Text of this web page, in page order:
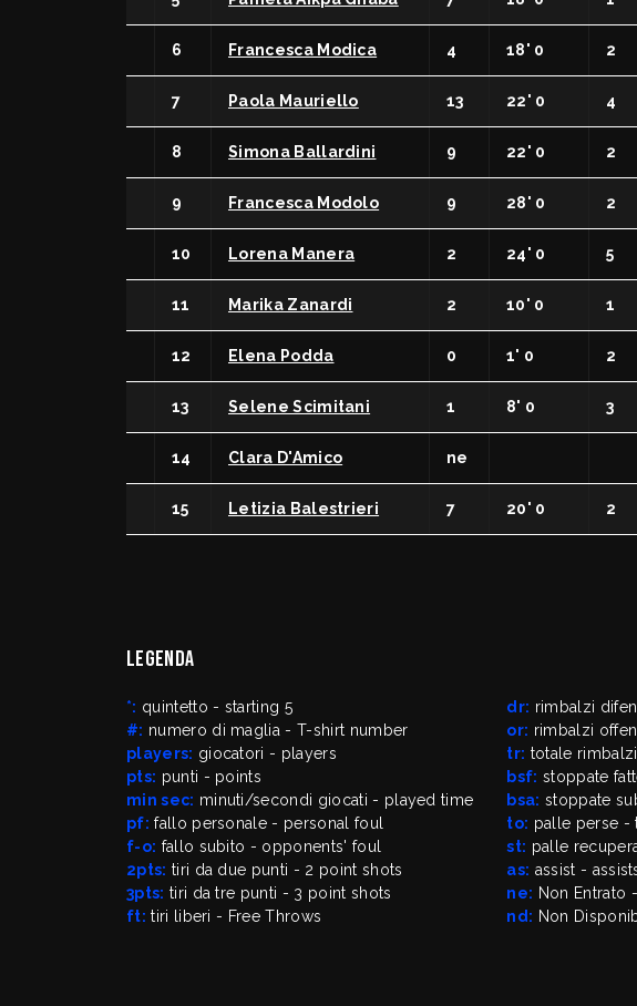
Settore Giovanile
Minibasket
SPORTELLO LEGALE-FISCALE
Giustizia Sportiva
Responsabilità Sociale
Albo fornitori
Settore
Territoriale
Webmail
RIFORMA DELLO SPORT
Komen - Race for the
6 Francesca Modica 4 18' 0 2
7 Paola Mauriello 13 22' 0 4
8 Simona Ballardini 9 22' 0 2
9 Francesca Modolo 9 28' 0 2
10 Lorena Manera 2 24' 0 5
11 Marika Zanardi 2 10' 0 1
12 Elena Podda 0 1' 0 2
13 Selene Scimitani 1 8' 0 3
14 Clara D'Amico ne
15 Letizia Balestrieri 7 20' 0 2
Legenda
*: quintetto - starting 5
#: numero di maglia - T-shirt number
players: giocatori - players
pts: punti - points
min sec: minuti/secondi giocati - played time
pf: fallo personale - personal foul
f-o: fallo subito - opponents' foul
2pts: tiri da due punti - 2 point shots
3pts: tiri da tre punti - 3 point shots
ft: tiri liberi - Free Throws
dr: rimbalzi
or: rimbalzi
tr: totale
bsf: stoppate
bsa: stoppate
to: palle perse -
st: palle
as: assist -
ne: Non Entrato
nd: Non